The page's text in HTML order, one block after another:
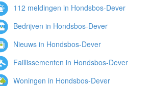
112 meldingen in Hondsbos-Dever
Bedrijven in Hondsbos-Dever
Nieuws in Hondsbos-Dever
Faillissementen in Hondsbos-Dever
Woningen in Hondsbos-Dever